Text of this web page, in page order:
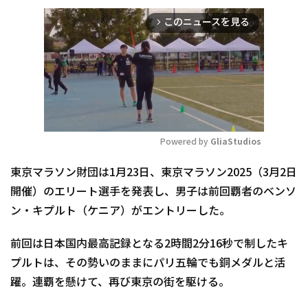
arrow_forward_ios このニュースを見る
Mute
Powered by GliaStudios
東京マラソン財団は1月23日、東京マラソン2025（3月2日
開催）のエリート選手を発表し、男子は前回覇者のベンソ
ン・キプルト（ケニア）がエントリーした。
前回は日本国内最高記録となる2時間2分16秒で制したキ
プルトは、その勢いのままにパリ五輪でも銅メダルと活
躍。連覇を懸けて、再び東京の街を駆ける。